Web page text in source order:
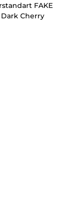
FAKE
Dark Cherry